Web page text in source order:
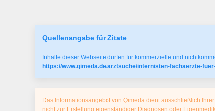
Quellenangabe für Zitate
Inhalte dieser Webseite dürfen für kommerzielle und
https://www.qimeda.de/arztsuche/internisten-fachaerzte-
Das Informationsangebot von Qimeda dient ausschließlich
nicht zur Erstellung eigenständiger Diagnosen oder